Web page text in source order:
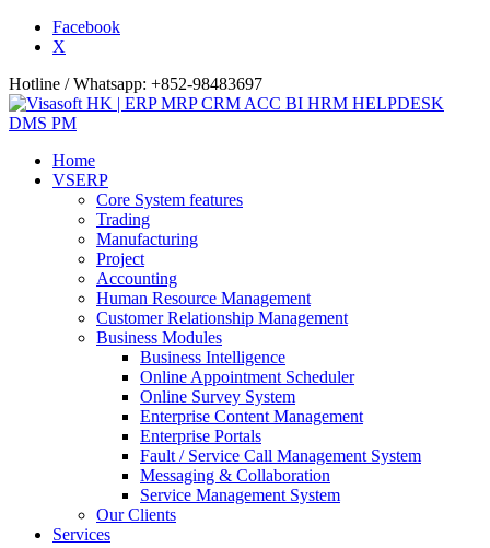
Facebook
X
Hotline / Whatsapp: +852-98483697
Home
VSERP
Core System features
Trading
Manufacturing
Project
Accounting
Human Resource Management
Customer Relationship Management
Business Modules
Business Intelligence
Online Appointment Scheduler
Online Survey System
Enterprise Content Management
Enterprise Portals
Fault / Service Call Management System
Messaging & Collaboration
Service Management System
Our Clients
Services